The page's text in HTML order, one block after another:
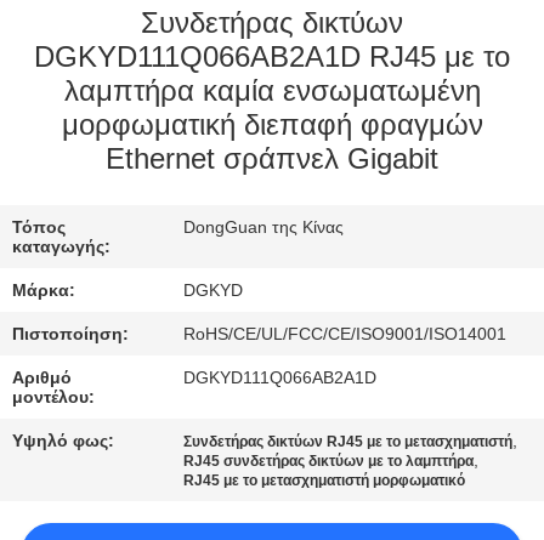
ΓΎΡΟΣ
ΕΡΓΟΣΤΑΣΊΩΝ
ΠΟΙΟΤΙΚΌΣ
ΜΑΣ
ΕΛΆΤΕ
ΣΕ
ΕΠΑΦΉ
ΜΕ
ΖΗΤΉΣΤΕ
Συνδετήρας δικτύων
DGKYD111Q066AB2A1D RJ45 με το
λαμπτήρα καμία ενσωματωμένη
μορφωματική διεπαφή φραγμών
Ethernet σράπνελ Gigabit
Τόπος
καταγωγής:
DongGuan της Κίνας
Μάρκα: DGKYD
Πιστοποίηση: RoHS/CE/UL/FCC/CE/ISO9001/ISO14001
Αριθμό
μοντέλου:
DGKYD111Q066AB2A1D
Υψηλό φως: Συνδετήρας δικτύων RJ45 με το μετασχηματιστή,
RJ45 συνδετήρας δικτύων με το λαμπτήρα,
RJ45 με το μετασχηματιστή μορφωματικό